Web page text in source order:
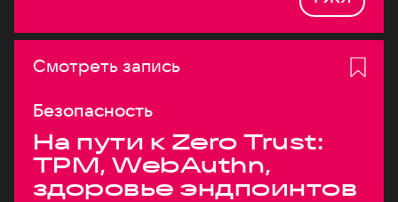
Смотреть запись
Безопасность
На пути к Zero Trust:
TPM, WebAuthn,
здоровье эндпоинтов